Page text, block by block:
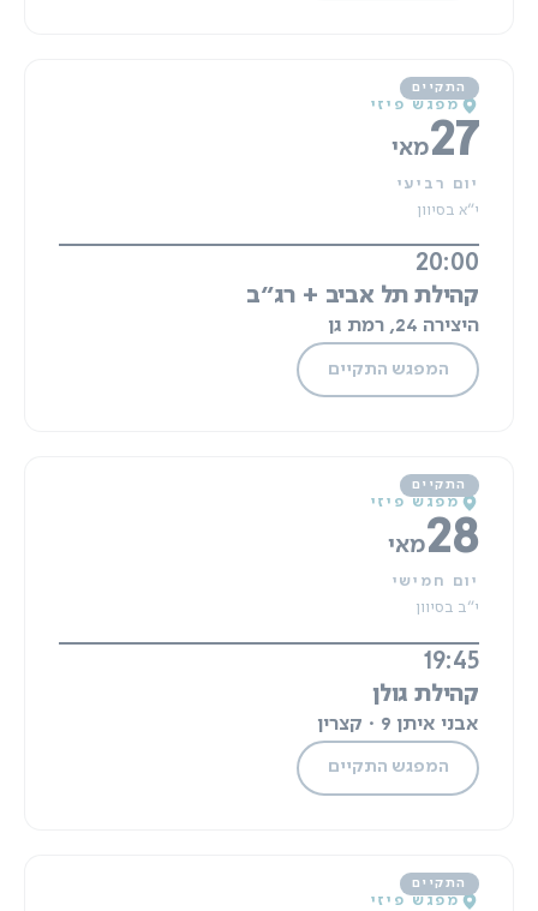
מפגש פיזי
27מאי
יום רביעי
י"א בסיוון
20:00
קהילת תל אביב + רג"ב
היצירה 24, רמת גן
המפגש התקיים
מפגש פיזי
28מאי
יום חמישי
י"ב בסיוון
19:45
קהילת גולן
אבני איתן 9 · קצרין
המפגש התקיים
מפגש פיזי